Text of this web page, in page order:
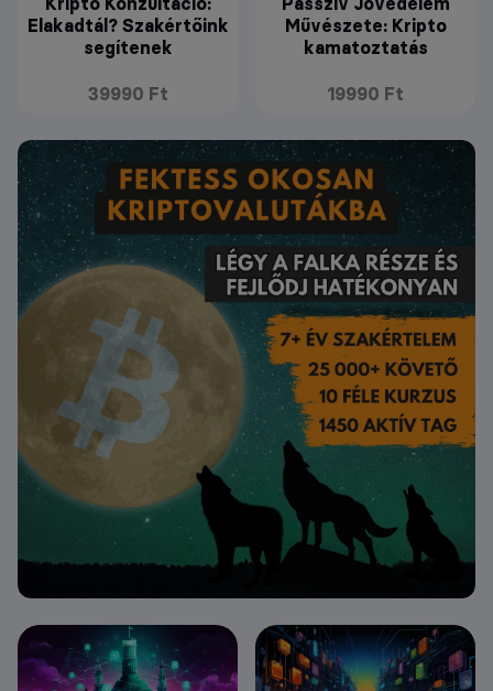
Elakadtál? Szakértőink
segítenek
39990 Ft
Művészete: Kripto
kamatoztatás
19990 Ft